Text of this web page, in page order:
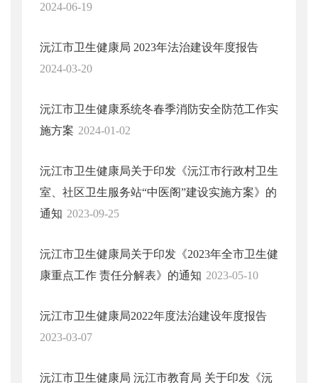
2024-06-19
沅江市卫生健康局 2023年法治建设年度报告
2024-03-20
沅江市卫生健康系统冬春季消防安全防范工作实
施方案 2024-01-02
沅江市卫生健康局关于印发《沅江市行政村卫生
室、社区卫生服务站“中医阁”建设实施方案》的
通知 2023-09-25
沅江市卫生健康局关于印发《2023年全市卫生健
康重点工作 责任分解表》的通知 2023-05-10
沅江市卫生健康局2022年度法治建设年度报告
2023-03-07
沅江市卫生健康局 沅江市教育局 关于印发《沅